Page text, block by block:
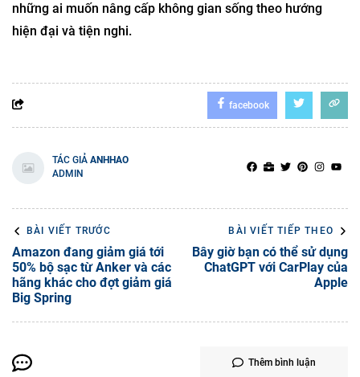
những ai muốn nâng cấp không gian sống theo hướng
hiện đại và tiện nghi.
facebook
TÁC GIẢ ANHHAO
ADMIN
BÀI VIẾT TRƯỚC
Amazon đang giảm giá tới
50% bộ sạc từ Anker và các
hãng khác cho đợt giảm giá
Big Spring
BÀI VIẾT TIẾP THEO
Bây giờ bạn có thể sử dụng
ChatGPT với CarPlay của
Apple
Thêm bình luận